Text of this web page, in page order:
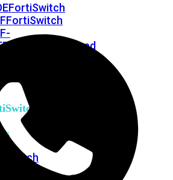
FortiSwitch
FortiSwitch
FortiSwitchRugged